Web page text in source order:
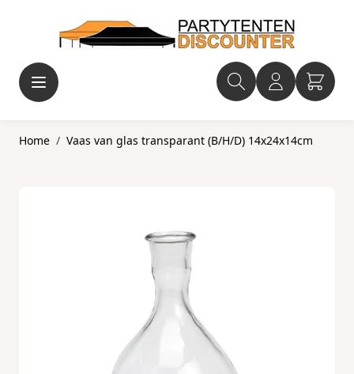
Home / Vaas van glas transparant (B/H/D) 14x24x14cm